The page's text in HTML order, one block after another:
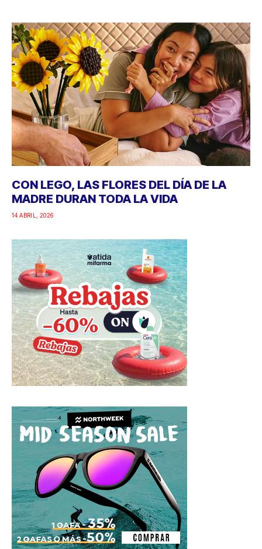
CON LEGO, LAS FLORES DEL DÍA DE LA
MADRE DURAN TODA LA VIDA
14 ABRIL, 2026